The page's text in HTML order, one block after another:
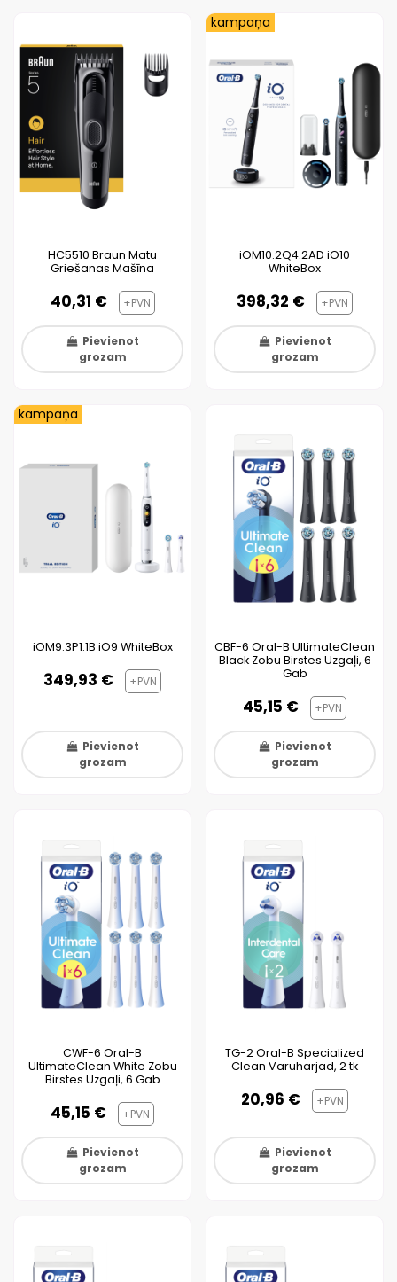
HC5510 Braun Matu
Griešanas Mašīna
40,31 € +PVN
Pievienot
grozam
kampaņa
iOM10.2Q4.2AD iO10
WhiteBox
398,32 € +PVN
Pievienot
grozam
kampaņa
iOM9.3P1.1B iO9 WhiteBox
349,93 € +PVN
Pievienot
grozam
CBF-6 Oral-B UltimateClean
Black Zobu Birstes Uzgaļi, 6
Gab
45,15 € +PVN
Pievienot
grozam
CWF-6 Oral-B
UltimateClean White Zobu
Birstes Uzgaļi, 6 Gab
45,15 € +PVN
Pievienot
grozam
TG-2 Oral-B Specialized
Clean Varuharjad, 2 tk
20,96 € +PVN
Pievienot
grozam